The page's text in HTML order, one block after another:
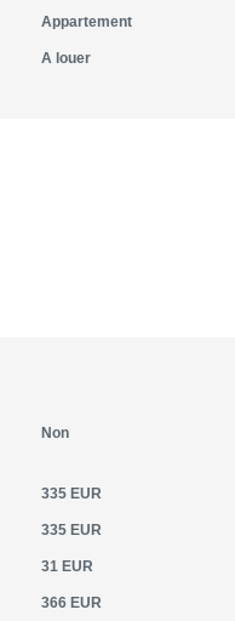
Appartement
A louer
Non
335 EUR
335 EUR
31 EUR
366 EUR